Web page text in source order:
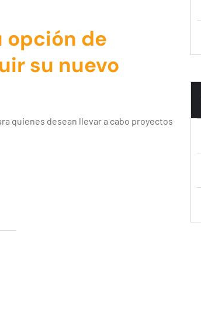
opción de
su nuevo
quienes desean llevar a cabo proyectos